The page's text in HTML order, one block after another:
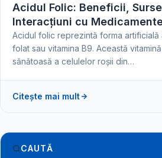
Acidul Folic: Beneficii,
Interacțiuni cu
Acidul folic reprezintă forma artificială
folat sau vitamina B9. Această
sănătoasă a celulelor roșii din…
Citește mai mult
CAUTĂ